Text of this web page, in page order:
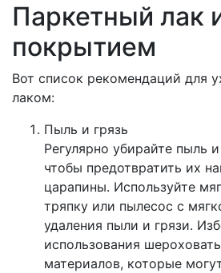
Паркетный лак
покрытием
Вот список рекомендаций для
лаком:
Пыль и грязь
Регулярно убирайте пыль
чтобы предотвратить их
царапины. Используйте
тряпку или пылесос с
удаления пыли и грязи.
использования
материалов, которые